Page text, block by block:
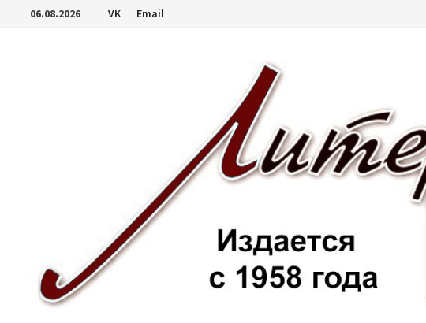
Перейти06.08.2026 VK Email